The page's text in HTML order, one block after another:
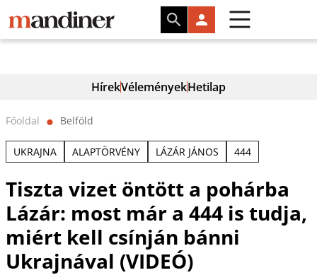
HírekVéleményekHetilap
Főoldal ⬤ Belföld
UKRAJNA ALAPTÖRVÉNY LÁZÁR JÁNOS 444
Tiszta vizet öntött a pohárba
Lázár: most már a 444 is tudja,
miért kell csínján bánni
Ukrajnával (VIDEÓ)